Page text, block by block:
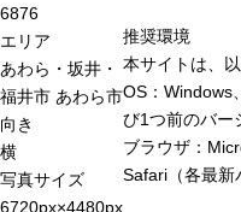
6876
エリア
あわら・坂井・
福井市 あわら市
向き
横
写真サイズ
6720px×4480px
推奨環境
本サイトは、
OS：Windows
び1つ前のバー
ブラウザ：
Safari（各最新